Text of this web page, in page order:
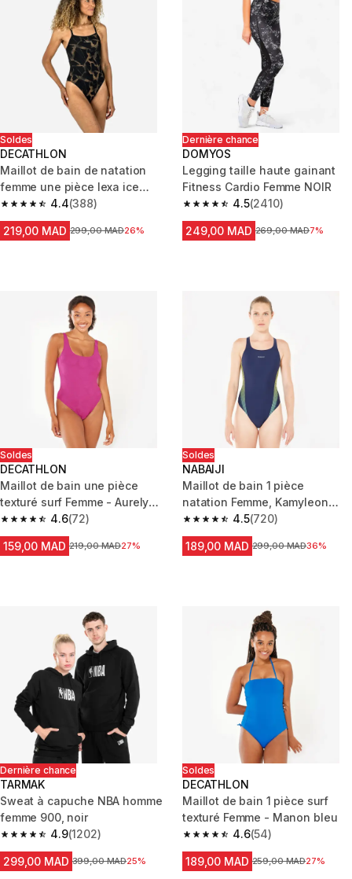
Soldes
DECATHLON
Maillot de bain de natation
femme une pièce lexa ice
orange
4.4
4.4 out of 5 stars from 388 reviews
(388)
219,00 MAD Prix avant la réduction
299,00 MAD26%
Dernière chance
DOMYOS
Legging taille haute gainant
Fitness Cardio Femme NOIR
4.5
4.5 out of 5 stars from 2410
(2410)
249,00 MAD Prix avant la réduction
269,00 MAD7%
Soldes
DECATHLON
Maillot de bain une pièce
texturé surf Femme - Aurely
violet
4.6
4.6 out of 5 stars from 72 reviews
(72)
159,00 MAD Prix avant la réduction
219,00 MAD27%
Soldes
NABAIJI
Maillot de bain 1 pièce
natation Femme, Kamyleon
lines bleu vert
4.5
4.5 out of 5 stars from 720
(720)
189,00 MAD Prix avant la réduction
299,00 MAD36%
Dernière chance
TARMAK
Sweat à capuche NBA homme
femme 900, noir
4.9
4.9 out of 5 stars from 1202 reviews
(1202)
299,00 MAD Prix avant la réduction
399,00 MAD25%
Soldes
DECATHLON
Maillot de bain 1 pièce surf
texturé Femme - Manon bleu
4.6
4.6 out of 5 stars from 54
(54)
189,00 MAD Prix avant la réduction
259,00 MAD27%